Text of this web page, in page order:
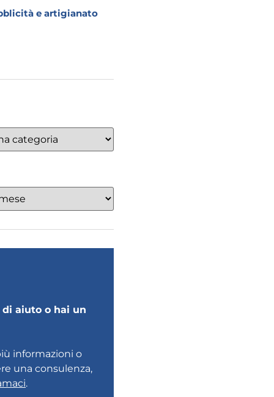
e artigianato
aiuto o hai un
informazioni o
una consulenza,
.